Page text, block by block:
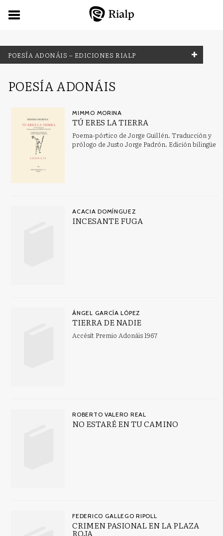
POESÍA ADONÁIS – EDICIONES RIALP
NUESTRAS COLECCIONES
Biblioteca de Iniciación Teológica
Biblioteca de la fe explicada hoy
Biblioteca del Libro Joven
Biografías y Testimonios
Breves Rialp
Aprendizaje abierto, educación en el hogar, educación a
ASTRONOMÍA, ESPACIO Y TIEMPO
POESÍA ADONÁIS
MIMMO MORINA
TÚ ERES LA TIERRA
Poema-pórtico de Jorge Guillén. Traducción y
prólogo de Justo Jorge Padrón. Edición bilingüe
ACACIA DOMÍNGUEZ
INCESANTE FUGA
ÁNGEL GARCÍA LÓPEZ
TIERRA DE NADIE
Accésit Premio Adonáis 1967
ROBERTO VALERO REAL
NO ESTARÉ EN TU CAMINO
FEDERICO GALLEGO RIPOLL
CRIMEN PASIONAL EN LA PLAZA
ROJA